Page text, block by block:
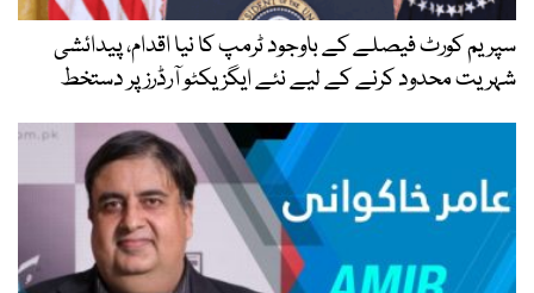
سپریم کورٹ فیصلے کے باوجود ٹرمپ کا نیا اقدام، پیدائشی
شہریت محدود کرنے کے لیے نئے ایگزیکٹو آرڈرز پر دستخط